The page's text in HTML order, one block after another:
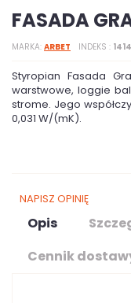
FASADA
MARKA ARBET INDEKS
Styropian Fasada
warstwowe, loggie
strome. Jego
0,031 W/(mK).
NAPISZ OPINIĘ
Opis
Cennik